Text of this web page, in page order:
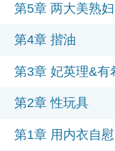
第5章 两大美熟
第4章 揩油
第3章 妃英理&有
第2章 性玩具
第1章 用内衣自慰